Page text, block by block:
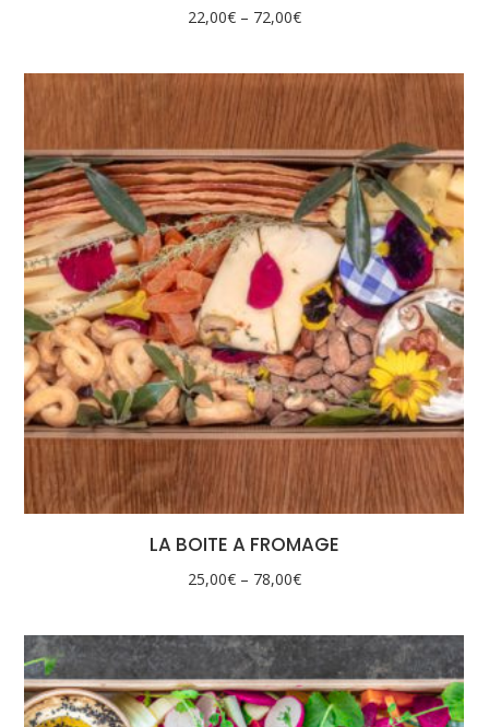
22,00€– 72,00€
LA BOITE A FROMAGE
25,00€– 78,00€